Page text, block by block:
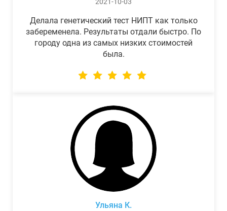
2021-10-03
Делала генетический тест НИПТ как только
забеременела. Результаты отдали быстро. По
городу одна из самых низких стоимостей
была.
Ульяна К.